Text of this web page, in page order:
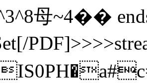
母~4��